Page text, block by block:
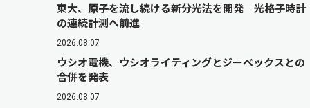
東大、原子を流し続ける新分光法を開発 光格子時計
の連続計測へ前進
2026.08.07
ウシオ電機、ウシオライティングとジーベックスとの
合併を発表
2026.08.07